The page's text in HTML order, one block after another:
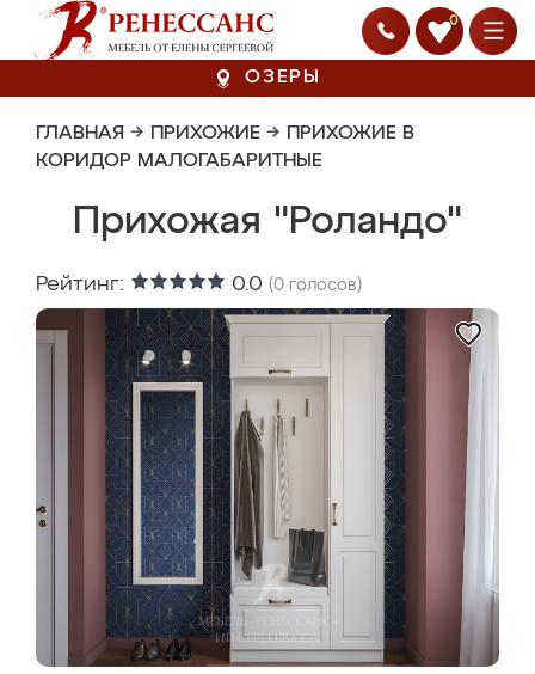
0
ОЗЕРЫ
ГЛАВНАЯ → ПРИХОЖИЕ → ПРИХОЖИЕ В
КОРИДОР МАЛОГАБАРИТНЫЕ
Прихожая "Роландо"
Рейтинг: 0.0 (0 голосов)